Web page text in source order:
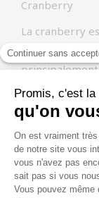
Cranberry
La cranberry
bruyères. Aux
dans le reste
on pense que
Les
nutriments qui
pouce à la